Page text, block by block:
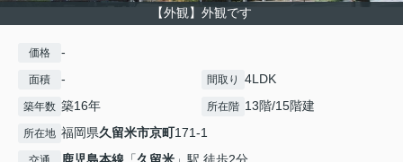
【外観】外観です
価格 -
面積 - 間取り 4LDK
築年数 築16年 所在階 13階/15階建
所在地 福岡県久留米市京町171-1